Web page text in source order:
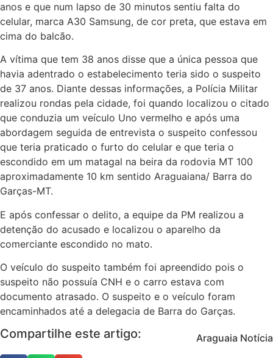
anos e que num lapso de 30 minutos sentiu falta do
celular, marca A30 Samsung, de cor preta, que estava em
cima do balcão.
A vítima que tem 38 anos disse que a única pessoa que
havia adentrado o estabelecimento teria sido o suspeito
de 37 anos. Diante dessas informações, a Polícia Militar
realizou rondas pela cidade, foi quando localizou o citado
que conduzia um veículo Uno vermelho e após uma
abordagem seguida de entrevista o suspeito confessou
que teria praticado o furto do celular e que teria o
escondido em um matagal na beira da rodovia MT 100
aproximadamente 10 km sentido Araguaiana/ Barra do
Garças-MT.
E após confessar o delito, a equipe da PM realizou a
detenção do acusado e localizou o aparelho da
comerciante escondido no mato.
O veículo do suspeito também foi apreendido pois o
suspeito não possuía CNH e o carro estava com
documento atrasado. O suspeito e o veículo foram
encaminhados até a delegacia de Barra do Garças.
Araguaia Notícia
Compartilhe este artigo: